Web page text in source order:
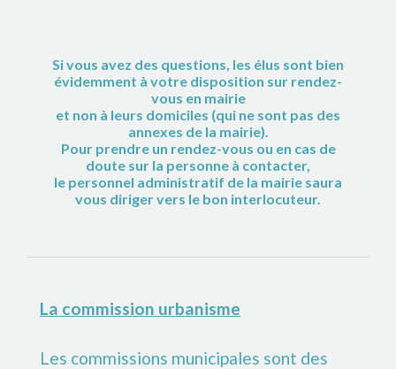
Si vous avez des questions, les élus sont bien
évidemment à votre disposition sur rendez-
vous en mairie
et non à leurs domiciles (qui ne sont pas des
annexes de la mairie).
Pour prendre un rendez-vous ou en cas de
doute sur la personne à contacter,
le personnel administratif de la mairie saura
vous diriger vers le bon interlocuteur.
La commission urbanisme
Les commissions municipales sont des